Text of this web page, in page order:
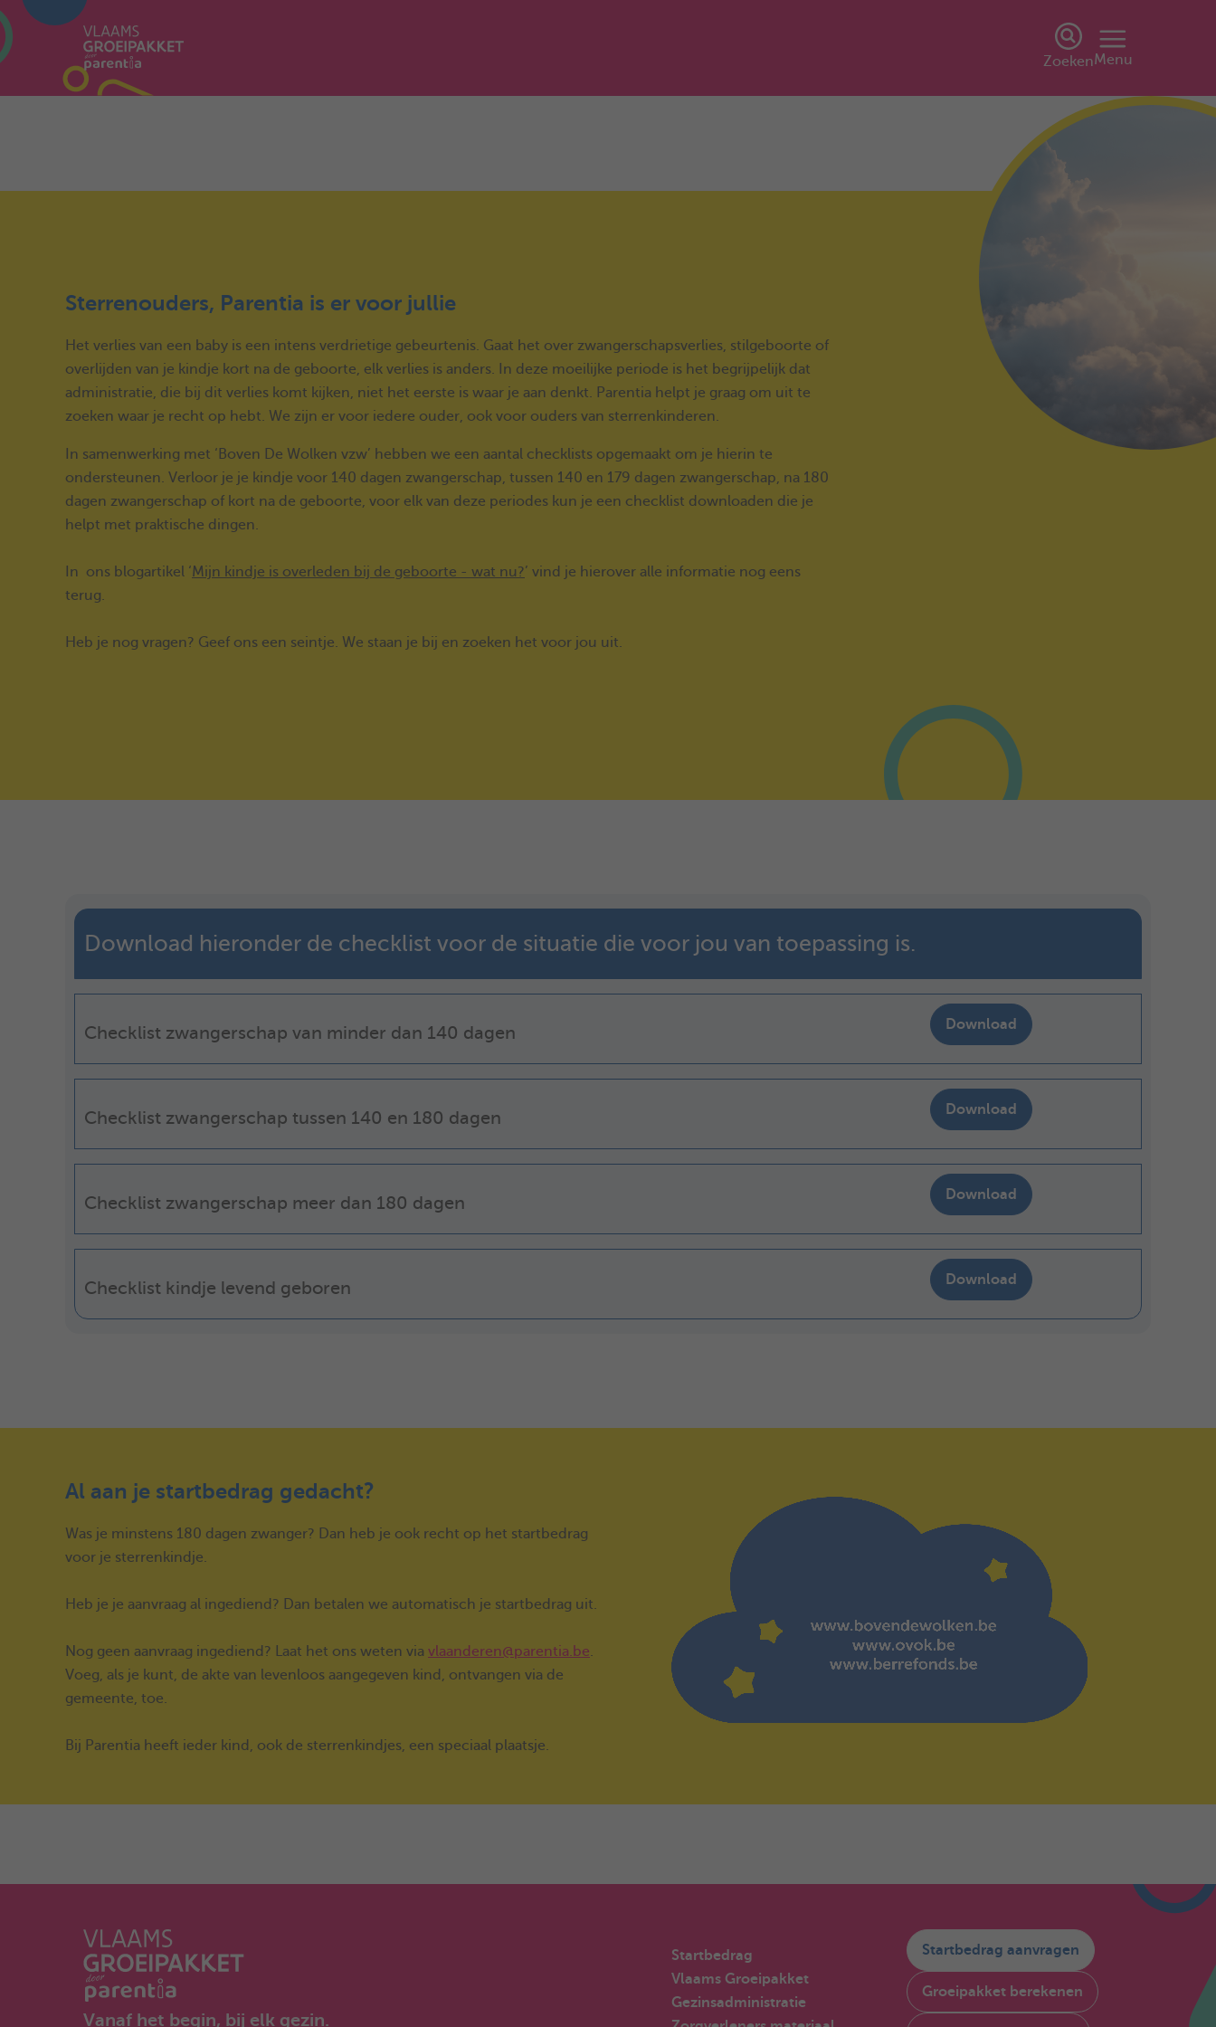
ZoekenMenu
Sterrenouders, Parentia is er voor jullie
Het verlies van een baby is een intens verdrietige gebeurtenis. Gaat het over zwangerschapsverlies, stilgeboorte of
overlijden van je kindje kort na de geboorte, elk verlies is anders. In deze moeilijke periode is het begrijpelijk dat
administratie, die bij dit verlies komt kijken, niet het eerste is waar je aan denkt. Parentia helpt je graag om uit te
zoeken waar je recht op hebt. We zijn er voor iedere ouder, ook voor ouders van sterrenkinderen.
In samenwerking met ‘Boven De Wolken vzw’ hebben we een aantal checklists opgemaakt om je hierin te
ondersteunen. Verloor je je kindje voor 140 dagen zwangerschap, tussen 140 en 179 dagen zwangerschap, na 180
dagen zwangerschap of kort na de geboorte, voor elk van deze periodes kun je een checklist downloaden die je
helpt met praktische dingen.
In ons blogartikel ‘Mijn kindje is overleden bij de geboorte - wat nu?’ vind je hierover alle informatie nog eens
terug.
Heb je nog vragen? Geef ons een seintje. We staan je bij en zoeken het voor jou uit.
Download hieronder de checklist voor de situatie die voor jou van toepassing is.
Checklist zwangerschap van minder dan 140 dagen Download
Checklist zwangerschap tussen 140 en 180 dagen Download
Checklist zwangerschap meer dan 180 dagen Download
Checklist kindje levend geboren Download
Al aan je startbedrag gedacht?
Was je minstens 180 dagen zwanger? Dan heb je ook recht op het startbedrag
voor je sterrenkindje.
Heb je je aanvraag al ingediend? Dan betalen we automatisch je startbedrag uit.
Nog geen aanvraag ingediend? Laat het ons weten via vlaanderen@parentia.be.
Voeg, als je kunt, de akte van levenloos aangegeven kind, ontvangen via de
gemeente, toe.
Bij Parentia heeft ieder kind, ook de sterrenkindjes, een speciaal plaatsje.
Vanaf het begin, bij elk gezin.
Startbedrag
Vlaams Groeipakket
Gezinsadministratie
Startbedrag aanvragen
Groeipakket berekenen